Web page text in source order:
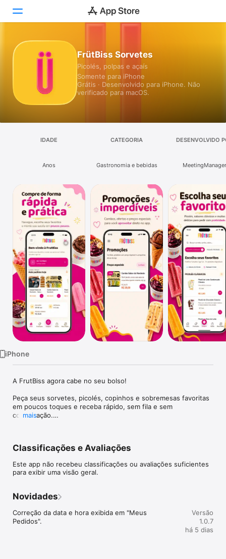
Hoje
Apps
iPad
Mac
Watch
TV
FrütBiss Sorvetes
Picolés, polpas e açaís
Somente para iPhone
Grátis · Desenvolvido para iPhone. Não
verificado para macOS.
IDADE
Anos
CATEGORIA
Gastronomia e bebidas
DESENVOLVIDO
MeetingManager
iPhone
A FrutBiss agora cabe no seu bolso!
Peça seus sorvetes, picolés, copinhos e sobremesas favoritas
em poucos toques e receba rápido, sem fila e sem
complicação.
com fotos, descrições e preços sempre atualizados.
PEDIDO EM POUCOS TOQUES
Monte seu pedido do jeito que você gosta, ajuste as
cliques, mais sorvete.
ENTREGA OU RETIRADA
Escolha receber no conforto de casa ou retirar na loja. Salve
seus endereços e peça de novo em segundos.
mais
Classificações e Avaliações
Este app não recebeu classificações ou avaliações suficientes
para exibir uma visão geral.
Novidades
Correção da data e hora exibida em "Meus
Pedidos".
Versão
1.0.7
há 5 dias